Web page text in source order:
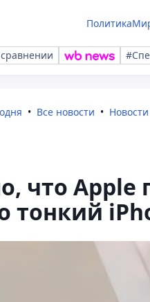
Политика
Все новости
что Apple
тонкий